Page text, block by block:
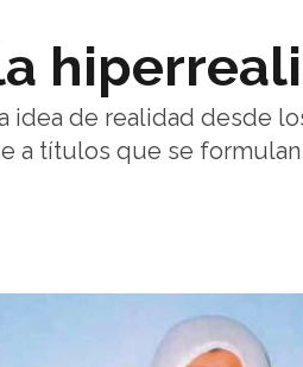
idea de realidad desde
a títulos que se